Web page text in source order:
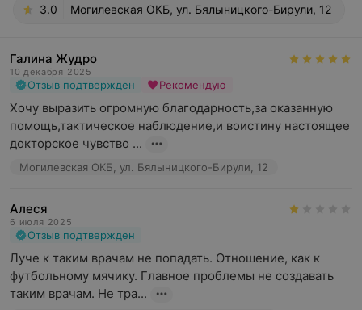
3.0 Могилевская ОКБ, ул. Бялыницкого-Бирули, 12
Галина Жудро
10 декабря 2025
Отзыв подтвержден Рекомендую
Хочу выразить огромную благодарность,за оказанную
помощь,тактическое наблюдение,и воистину настоящее
докторское чувство ...
Могилевская ОКБ, ул. Бялыницкого-Бирули, 12
Алеся
6 июля 2025
Отзыв подтвержден
Луче к таким врачам не попадать. Отношение, как к
футбольному мячику. Главное проблемы не создавать
таким врачам. Не тра...